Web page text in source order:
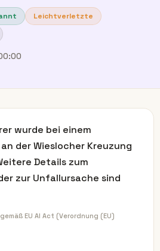
Leichtverletzte
wurde bei einem
der Wieslocher Kreuzung
Details zum
zur Unfallursache sind
EU AI Act (Verordnung (EU)